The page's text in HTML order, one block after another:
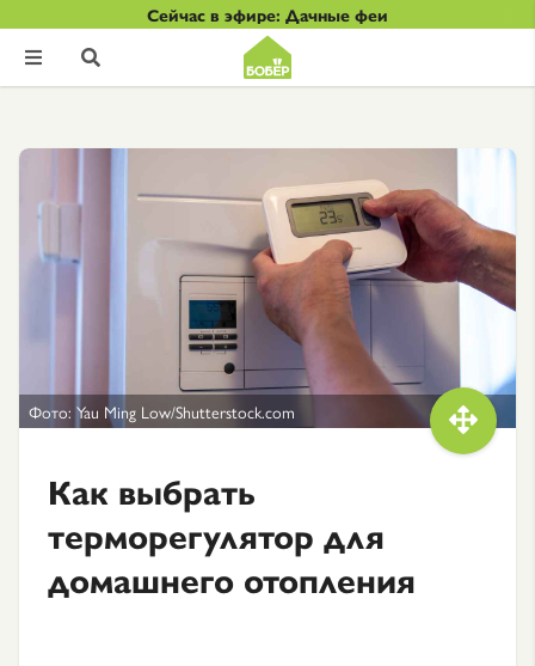
Сейчас в эфире: Дачные феи
 

Фото: Yau Ming Low/Shutterstock.com
Как выбрать
терморегулятор для
домашнего отопления